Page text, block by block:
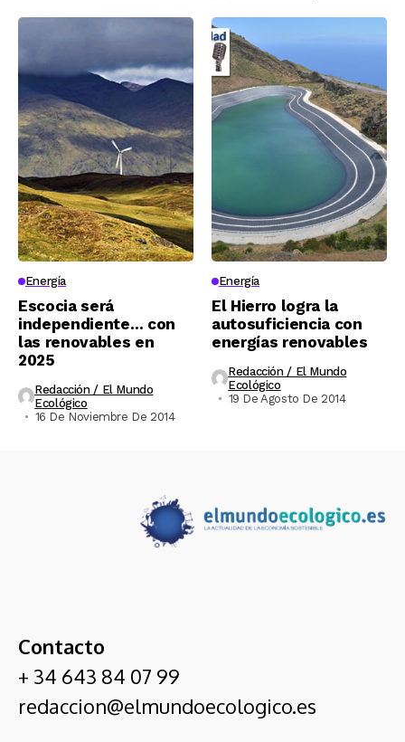
Energía
Escocia será
independiente… con
las renovables en
2025
Redacción / El Mundo
Ecológico
16 De Noviembre De 2014
Energía
El Hierro logra la
autosuficiencia con
energías renovables
Redacción / El Mundo
Ecológico
19 De Agosto De 2014
Contacto
+ 34 643 84 07 99
redaccion@elmundoecologico.es